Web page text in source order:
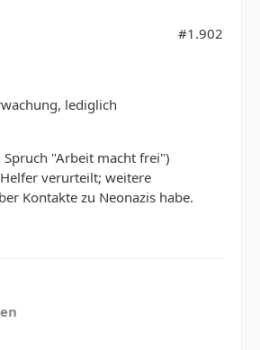
#1.902
lediglich
"Arbeit macht frei")
verurteilt; weitere
Kontakte zu Neonazis habe.